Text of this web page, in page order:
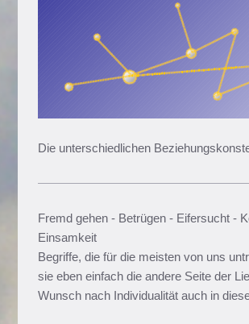
Die unterschiedlichen
Fremd gehen - Betrügen - Eifersucht -
Einsamkeit
Begriffe, die für die meisten von uns
sie eben einfach die andere Seite der
Wunsch nach Individualität auch in